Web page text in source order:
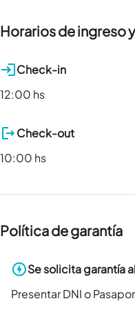
Horarios de ingreso
Check-in
12:00 hs
Check-out
10:00 hs
Política de garantía
Se solicita garantía
Presentar DNI o